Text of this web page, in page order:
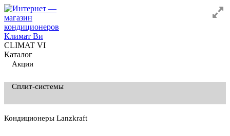
CLIMAT VI
Каталог
Акции
Сплит-системы
Кондиционеры Lanzkraft